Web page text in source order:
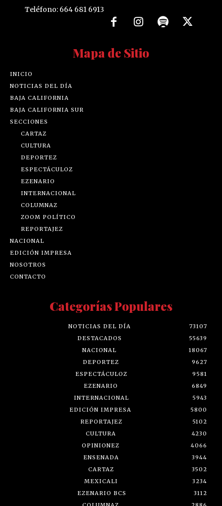
Teléfono: 664 681 6913
Mapa de Sitio
INICIO
NOTICIAS DEL DÍA
BAJA CALIFORNIA
BAJA CALIFORNIA SUR
SECCIONES
CARTAZ
CULTURA
DEPORTEZ
ESPECTÁCULOZ
EZENARIO
INTERNACIONAL
COLUMNAZ
ZOOM POLÍTICO
REPORTAJEZ
NACIONAL
EDICIÓN IMPRESA
NOSOTROS
CONTACTO
Categorías Populares
NOTICIAS DEL DÍA
73107
DESTACADOS
55639
NACIONAL
18067
DEPORTEZ
9627
ESPECTÁCULOZ
9581
EZENARIO
6849
INTERNACIONAL
5943
EDICIÓN IMPRESA
5800
REPORTAJEZ
5102
CULTURA
4230
OPINIONEZ
4066
ENSENADA
3944
CARTAZ
3502
MEXICALI
3234
EZENARIO BCS
3112